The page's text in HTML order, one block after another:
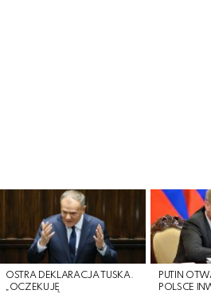
OSTRA DEKLARACJA TUSKA.
„OCZEKUJĘ
PUTIN
POLSCE